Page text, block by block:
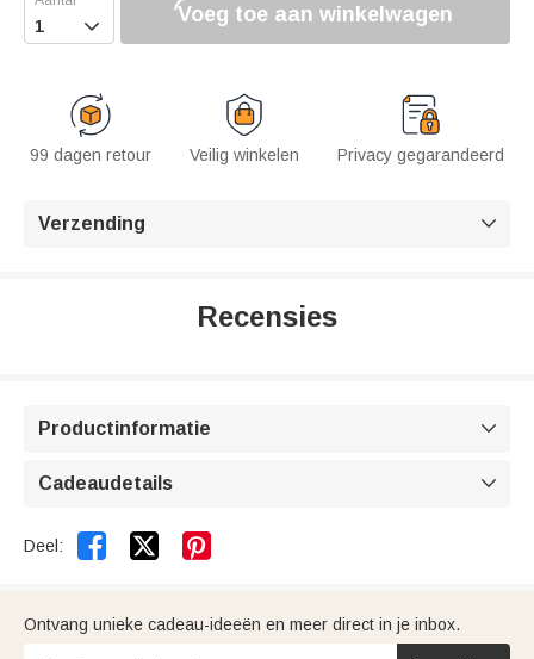
 Voeg toe aan winkelwagen
99 dagen retour Veilig winkelen Privacy gegarandeerd
Verzending 
Recensies
Productinformatie 
Cadeaudetails 
Deel:  
Ontvang unieke cadeau-ideeën en meer direct in je inbox.